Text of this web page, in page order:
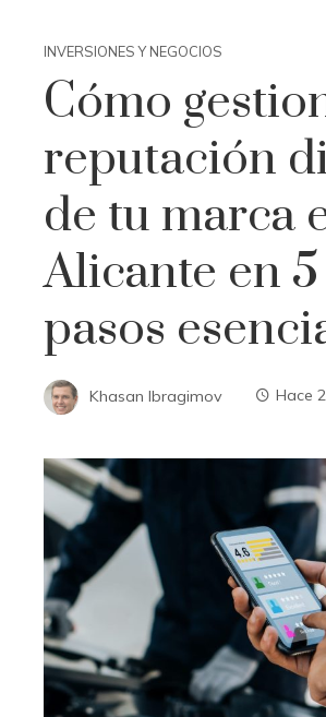
INVERSIONES Y NEGOCIOS
Cómo
reputación
de tu marca
Alicante en 5
pasos
Khasan Ibragimov Hace